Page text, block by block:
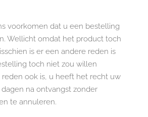
voorkomen dat u een bestelling
Wellicht omdat het product toch
is er een andere reden is
toch niet zou willen
reden ook is, u heeft het recht uw
na ontvangst zonder
te annuleren.